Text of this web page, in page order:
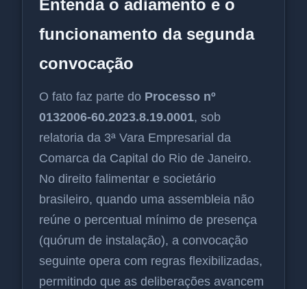
Entenda o adiamento e o
funcionamento da segunda
convocação
O fato faz parte do Processo nº
0132006-60.2023.8.19.0001, sob
relatoria da 3ª Vara Empresarial da
Comarca da Capital do Rio de Janeiro.
No direito falimentar e societário
brasileiro, quando uma assembleia não
reúne o percentual mínimo de presença
(quórum de instalação), a convocação
seguinte opera com regras flexibilizadas,
permitindo que as deliberações avancem